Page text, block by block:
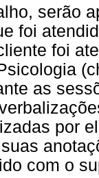
serão
foi
foi
as
por
com o